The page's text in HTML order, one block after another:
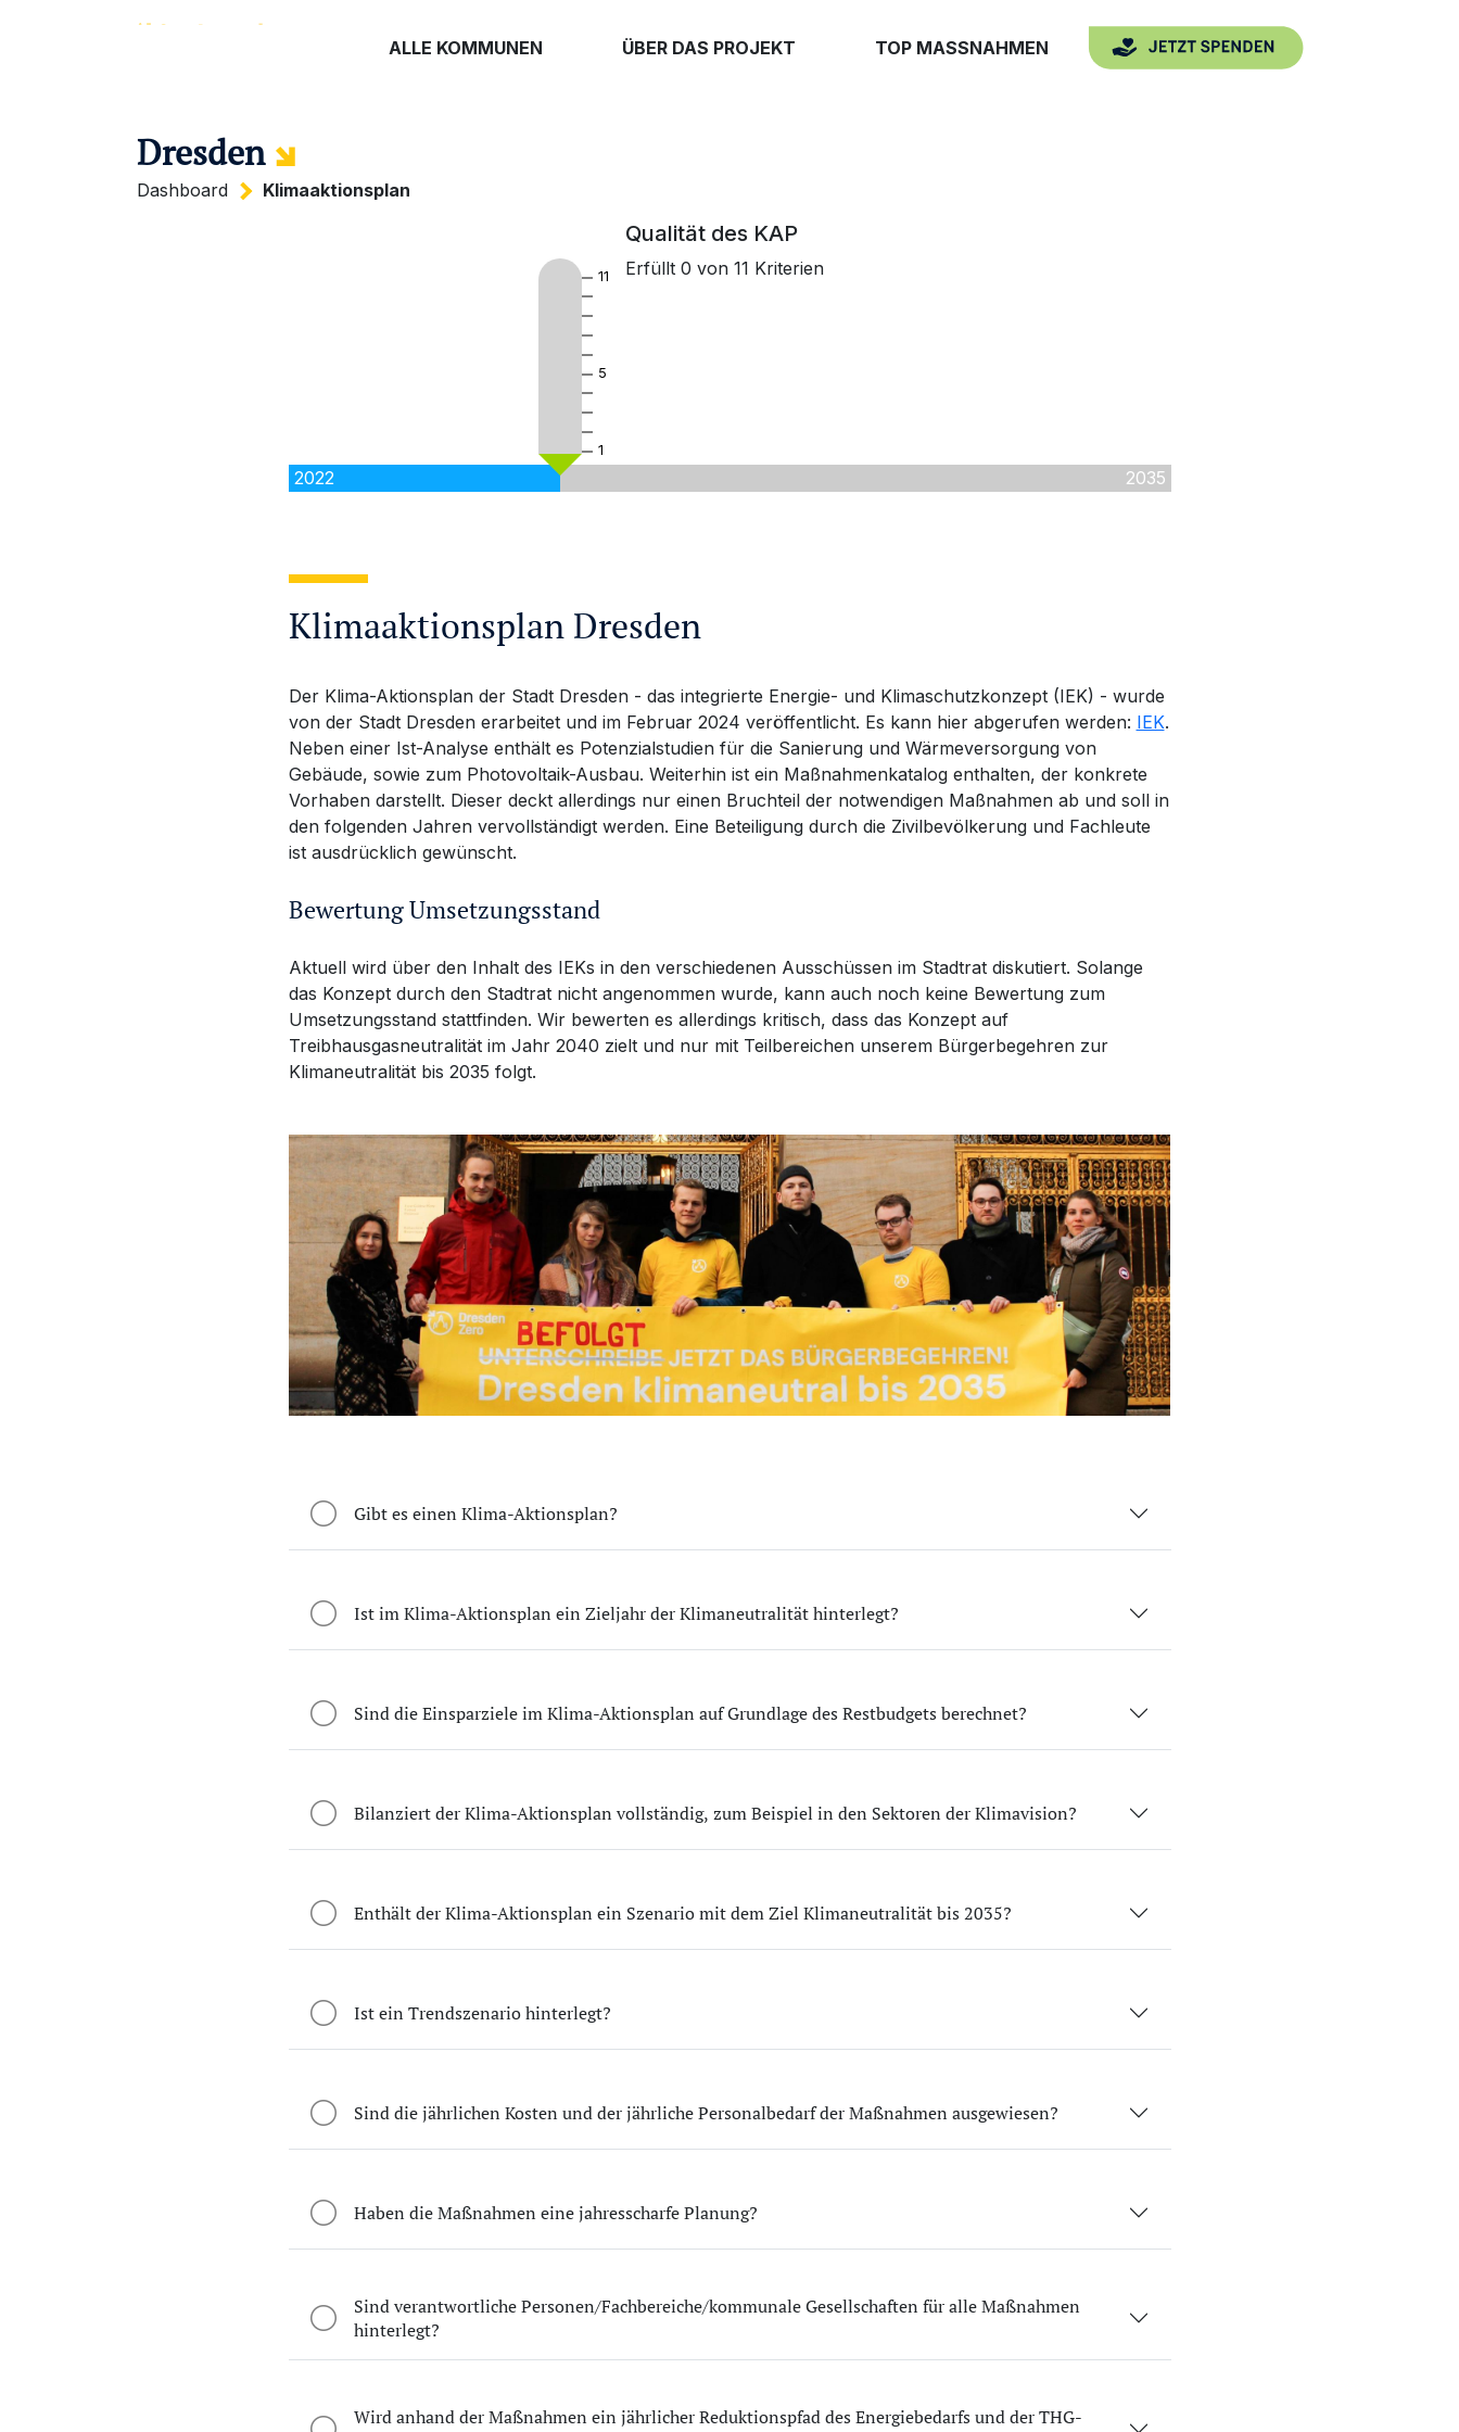
ALLE KOMMUNEN ÜBER DAS PROJEKT TOP MASSNAHMEN
Dresden
Dashboard Klimaaktionsplan
Qualität des KAP
Erfüllt0 von11 Kriterien
2022 2035
11
5
1
Klimaaktionsplan Dresden
Der Klima-Aktionsplan der Stadt Dresden - das integrierte Energie- und Klimaschutzkonzept (IEK) - wurde
von der Stadt Dresden erarbeitet und im Februar 2024 veröffentlicht. Es kann hier abgerufen werden: IEK.
Neben einer Ist-Analyse enthält es Potenzialstudien für die Sanierung und Wärmeversorgung von
Gebäude, sowie zum Photovoltaik-Ausbau. Weiterhin ist ein Maßnahmenkatalog enthalten, der konkrete
Vorhaben darstellt. Dieser deckt allerdings nur einen Bruchteil der notwendigen Maßnahmen ab und soll in
den folgenden Jahren vervollständigt werden. Eine Beteiligung durch die Zivilbevölkerung und Fachleute
ist ausdrücklich gewünscht.
Bewertung Umsetzungsstand
Aktuell wird über den Inhalt des IEKs in den verschiedenen Ausschüssen im Stadtrat diskutiert. Solange
das Konzept durch den Stadtrat nicht angenommen wurde, kann auch noch keine Bewertung zum
Umsetzungsstand stattfinden. Wir bewerten es allerdings kritisch, dass das Konzept auf
Treibhausgasneutralität im Jahr 2040 zielt und nur mit Teilbereichen unserem Bürgerbegehren zur
Klimaneutralität bis 2035 folgt.
Gibt es einen Klima-Aktionsplan?
Ist im Klima-Aktionsplan ein Zieljahr der Klimaneutralität hinterlegt?
Sind die Einsparziele im Klima-Aktionsplan auf Grundlage des Restbudgets berechnet?
Bilanziert der Klima-Aktionsplan vollständig, zum Beispiel in den Sektoren der Klimavision?
Enthält der Klima-Aktionsplan ein Szenario mit dem Ziel Klimaneutralität bis 2035?
Ist ein Trendszenario hinterlegt?
Sind die jährlichen Kosten und der jährliche Personalbedarf der Maßnahmen ausgewiesen?
Haben die Maßnahmen eine jahresscharfe Planung?
Sind verantwortliche Personen/Fachbereiche/kommunale Gesellschaften für alle Maßnahmen
hinterlegt?
Wird anhand der Maßnahmen ein jährlicher Reduktionspfad des Energiebedarfs und der THG-